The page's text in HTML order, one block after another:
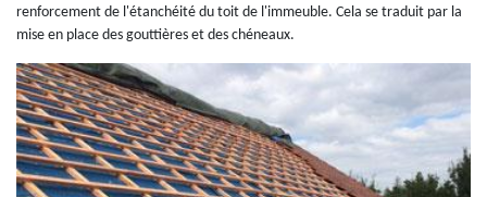
renforcement de l'étanchéité du toit de l'immeuble. Cela se traduit par la
mise en place des gouttières et des chéneaux.